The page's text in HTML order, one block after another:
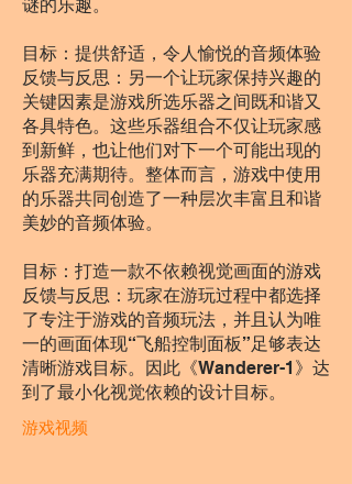
谜的乐趣。
目标：提供舒适，令人愉悦的音频体验
反馈与反思：另一个让玩家保持兴趣的
关键因素是游戏所选乐器之间既和谐又
各具特色。这些乐器组合不仅让玩家感
到新鲜，也让他们对下一个可能出现的
乐器充满期待。整体而言，游戏中使用
的乐器共同创造了一种层次丰富且和谐
美妙的音频体验。
目标：打造一款不依赖视觉画面的游戏
反馈与反思：玩家在游玩过程中都选择
了专注于游戏的音频玩法，并且认为唯
一的画面体现“飞船控制面板”足够表达
清晰游戏目标。因此《Wanderer-1》达
到了最小化视觉依赖的设计目标。
游戏视频